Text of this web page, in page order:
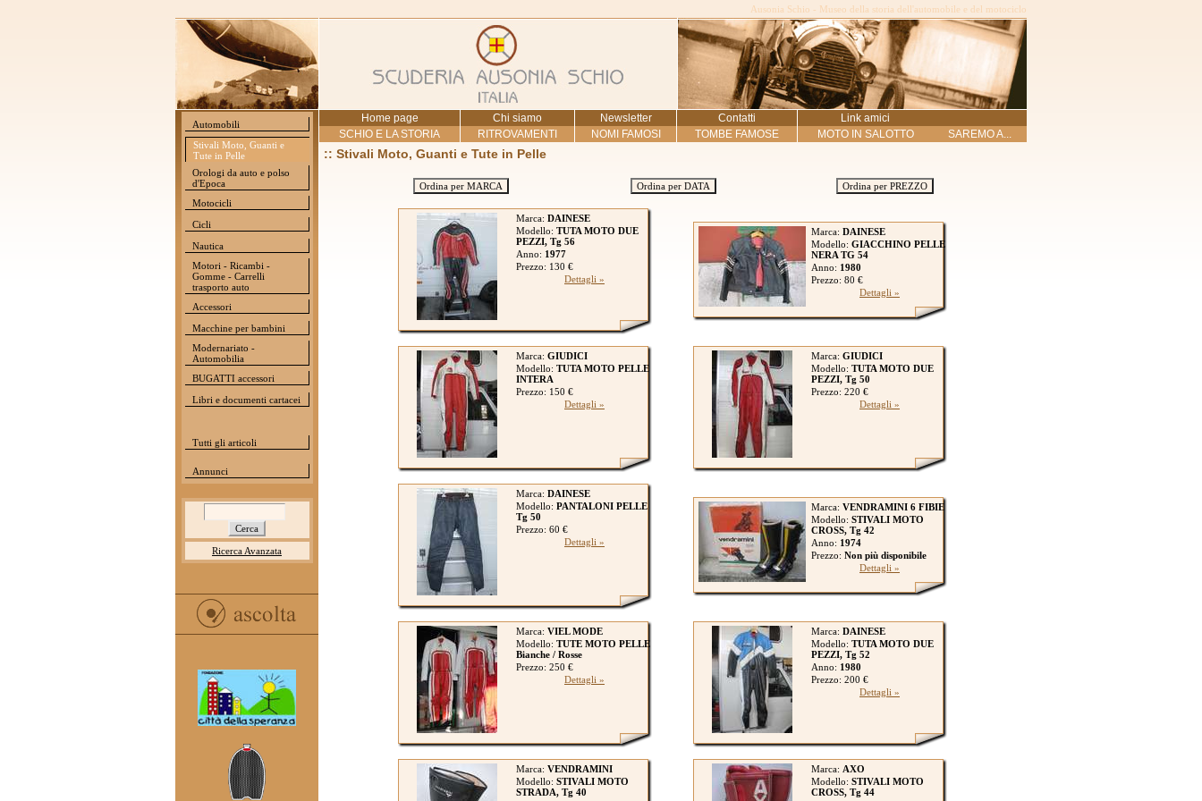
Ausonia Schio - Museo della storia dell'automobile e del motociclo
Automobili
Stivali Moto, Guanti e
Tute in Pelle
Orologi da auto e polso
d'Epoca
Motocicli
Cicli
Nautica
Motori - Ricambi -
Gomme - Carrelli
trasporto auto
Accessori
Macchine per bambini
Modernariato -
Automobilia
BUGATTI accessori
Libri e documenti cartacei
Tutti gli articoli
Annunci
Ricerca Avanzata
Home page Chi siamo Newsletter Contatti
Link amici
SCHIO E LA STORIA
RITROVAMENTI NOMI FAMOSI TOMBE FAMOSE MOTO IN SALOTTO SAREMO A...
:: Stivali Moto, Guanti e Tute in Pelle
Ordina per MARCA Ordina per DATA Ordina per PREZZO
Marca: DAINESE
Modello: TUTA MOTO DUE
PEZZI, Tg 56
Anno: 1977
Prezzo: 130 €
Dettagli »
Marca: DAINESE
Modello: GIACCHINO PELLE
NERA TG 54
Anno: 1980
Prezzo: 80 €
Dettagli »
Marca: GIUDICI
Modello: TUTA MOTO PELLE
INTERA
Prezzo: 150 €
Dettagli »
Marca: GIUDICI
Modello: TUTA MOTO DUE
PEZZI, Tg 50
Prezzo: 220 €
Dettagli »
Marca: DAINESE
Modello: PANTALONI PELLE
Tg 50
Prezzo: 60 €
Dettagli »
Marca: VENDRAMINI 6 FIBIE
Modello: STIVALI MOTO
CROSS, Tg 42
Anno: 1974
Prezzo: Non più disponibile
Dettagli »
Marca: VIEL MODE
Modello: TUTE MOTO PELLE
Bianche / Rosse
Prezzo: 250 €
Dettagli »
Marca: DAINESE
Modello: TUTA MOTO DUE
PEZZI, Tg 52
Anno: 1980
Prezzo: 200 €
Dettagli »
Marca: VENDRAMINI
Modello: STIVALI MOTO
STRADA, Tg 40
Marca: AXO
Modello: STIVALI MOTO
CROSS, Tg 44